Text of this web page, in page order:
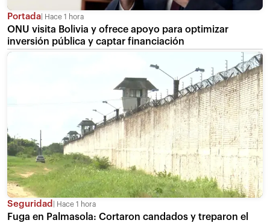
Portada Hace 1 hora
ONU visita Bolivia y ofrece apoyo para optimizar
inversión pública y captar financiación
Seguridad Hace 1 hora
Fuga en Palmasola: Cortaron candados y treparon el